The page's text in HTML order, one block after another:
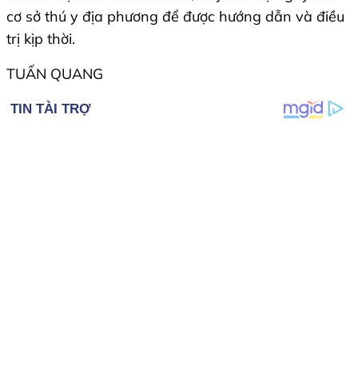
cơ sở thú y địa phương để được hướng dẫn và điều
trị kịp thời.
TUẤN QUANG